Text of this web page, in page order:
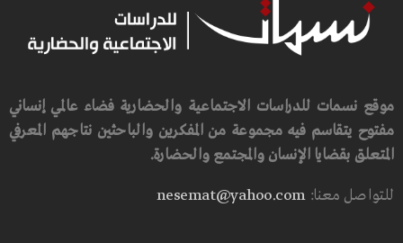
موقع نسمات للدراسات الاجتماعية والحضارية فضاء عالمي إنساني
مفتوح يتقاسم فيه مجموعة من المفكرين والباحثين نتاجهم المعرفي
المتعلق بقضايا الإنسان والمجتمع والحضارة.
للتواصل معنا:nesemat@yahoo.com